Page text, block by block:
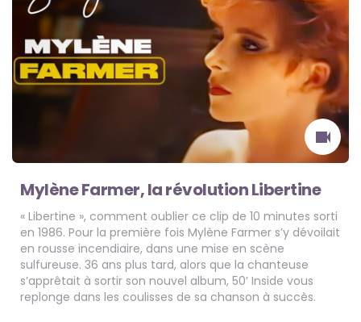
Mylène Farmer, la révolution Libertine
« Libertine », comment oublier ce clip de 10 minutes sorti
en 1986. Pour la première fois Mylène Farmer s’y dévoilait
en rousse incendiaire, dans une mise en scène
sulfureuse. 36 ans plus tard, alors que la chanteuse
s’apprêtait à sortir son nouvel album, 50’ Inside vous
replonge dans les coulisses de sa chanson à succès.